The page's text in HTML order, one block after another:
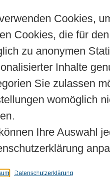
Cookies,
Cookies, die für
zu anonymen
Inhalte
Sie zulassen
womöglich
Ihre Auswahl
Datenschutzerklärung
die
wird